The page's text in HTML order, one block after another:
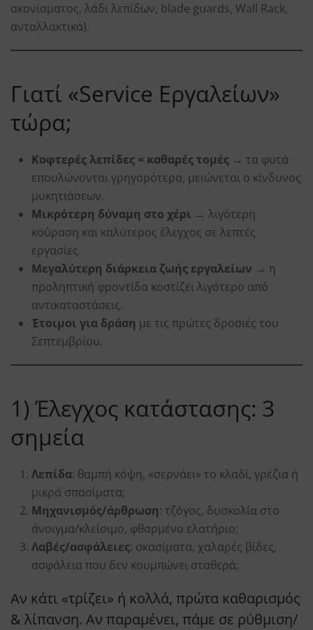
ακονίσματος, λάδι λεπίδων, blade guards, Wall Rack,
ανταλλακτικά).
Γιατί «Service Εργαλείων»
τώρα;
Κοφτερές λεπίδες = καθαρές τομές → τα φυτά
επουλώνονται γρηγορότερα, μειώνεται ο κίνδυνος
μυκητιάσεων.
Μικρότερη δύναμη στο χέρι → λιγότερη
κούραση και καλύτερος έλεγχος σε λεπτές
εργασίες.
Μεγαλύτερη διάρκεια ζωής εργαλείων → η
προληπτική φροντίδα κοστίζει λιγότερο από
αντικαταστάσεις.
Έτοιμοι για δράση με τις πρώτες δροσιές του
Σεπτεμβρίου.
1) Έλεγχος κατάστασης: 3
σημεία
Λεπίδα: θαμπή κόψη, «σερνάει» το κλαδί, γρέζια ή
μικρά σπασίματα;
Μηχανισμός/άρθρωση: τζόγος, δυσκολία στο
άνοιγμα/κλείσιμο, φθαρμένο ελατήριο;
Λαβές/ασφάλειες: σκασίματα, χαλαρές βίδες,
ασφάλεια που δεν κουμπώνει σταθερά;
Αν κάτι «τρίζει» ή κολλά, πρώτα καθαρισμός
& λίπανση. Αν παραμένει, πάμε σε ρύθμιση/